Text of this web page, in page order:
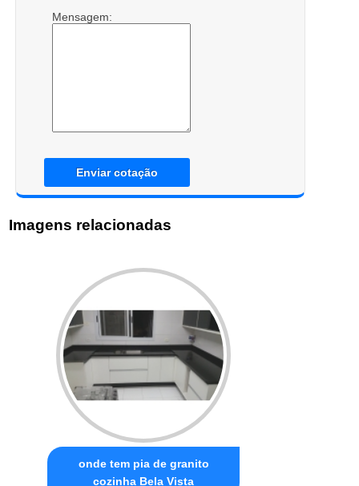
Mensagem:
Enviar cotação
Imagens relacionadas
onde tem pia de granito
cozinha Bela Vista